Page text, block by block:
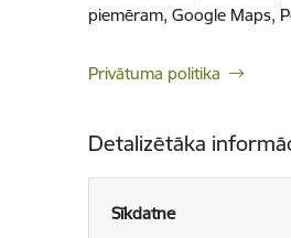
piemēram, Google Maps,
Privātuma politika
Detalizētāka
Sīkdatne